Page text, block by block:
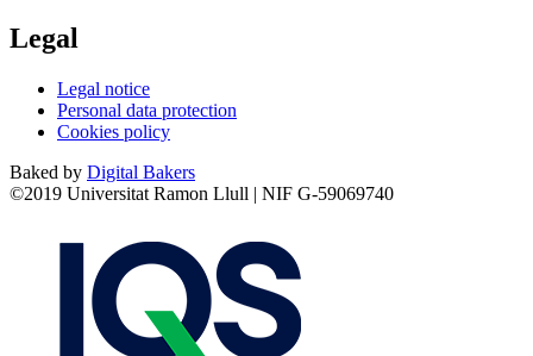
Legal
Legal notice
Personal data protection
Cookies policy
Baked by Digital Bakers
©2019 Universitat Ramon Llull | NIF G-59069740